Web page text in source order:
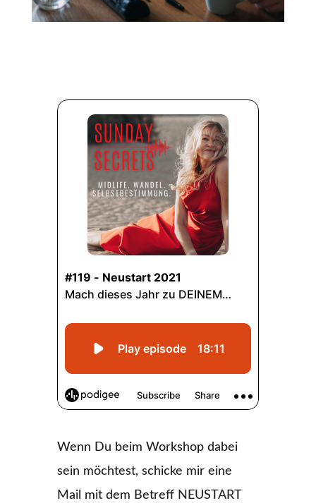
Wenn Du beim Workshop dabei
sein möchtest, schicke mir eine
Mail mit dem Betreff NEUSTART